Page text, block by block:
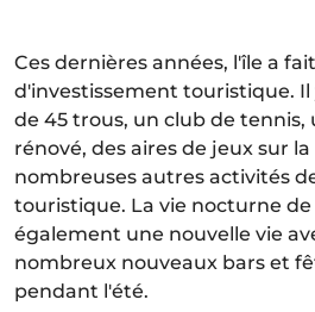
Ces dernières années, l'île a
d'investissement touristique.
de 45 trous, un club de
rénové, des aires de jeux sur
nombreuses autres activités
touristique. La vie nocturne
également une nouvelle vie
nombreux nouveaux bars et
pendant l'été.